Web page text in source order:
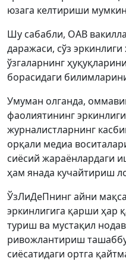
юзага келтириши
Шу сабабли, ОАВ
даражаси, сўз
ўзгаларнинг
борасидаги
Умуман олганда,
фаолиятининг
журналистларнинг
орқали медиа
сиёсий жараёнлардаги
ҳам янада кучайтириш
ЎзЛиДеПнинг айни
эркинлигига қарши ҳар
туриш ва мустақил
ривожлантириш
сиёсатидаги ортга